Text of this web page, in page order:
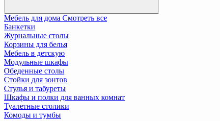
Мебель для дома Смотреть все
Банкетки
Журнальные столы
Корзины для белья
Мебель в детскую
Модульные шкафы
Обеденные столы
Стойки для зонтов
Стулья и табуреты
Шкафы и полки для ванных комнат
Туалетные столики
Комоды и тумбы